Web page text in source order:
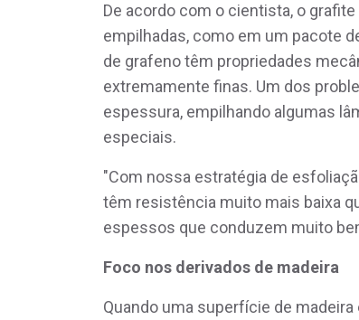
De acordo com o cientista, o
empilhadas, como em um pacote
de grafeno têm propriedades
extremamente finas. Um dos
espessura, empilhando algumas
especiais.
"Com nossa estratégia de
têm resistência muito mais baixa
espessos que conduzem muito
Foco nos derivados de madeira
Quando uma superfície de